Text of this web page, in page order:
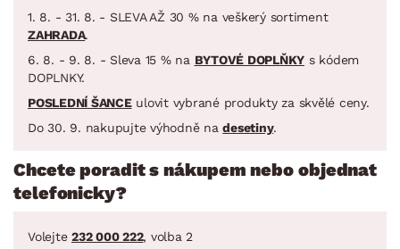
1. 8. - 31. 8. - SLEVA AŽ 30 % na veškerý sortiment
ZAHRADA.
6. 8. - 9. 8. - Sleva 15 % na BYTOVÉ DOPLŇKY s kódem
DOPLNKY.
POSLEDNÍ ŠANCEulovit vybrané produkty za skvělé ceny.
Do 30. 9. nakupujte výhodně nadesetiny.
Chcete poradit s nákupem nebo objednat
telefonicky?
Volejte 232 000 222, volba 2